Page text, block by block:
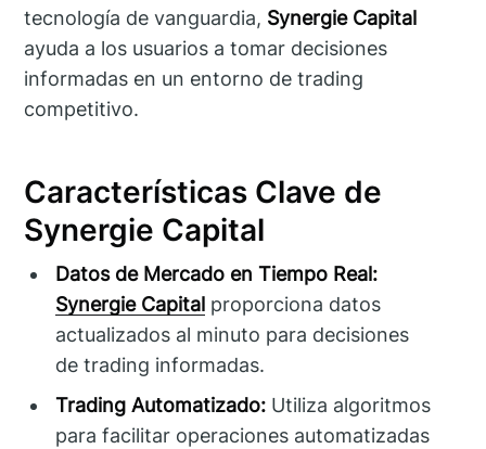
tecnología de vanguardia, Synergie Capital
ayuda a los usuarios a tomar decisiones
informadas en un entorno de trading
competitivo.
Características Clave de
Synergie Capital
Datos de Mercado en Tiempo Real:
Synergie Capital proporciona datos
actualizados al minuto para decisiones
de trading informadas.
Trading Automatizado: Utiliza algoritmos
para facilitar operaciones automatizadas